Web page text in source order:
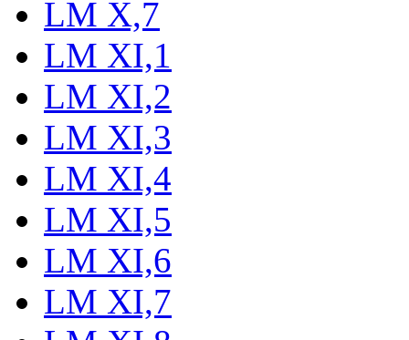
LM X,7
LM XI,1
LM XI,2
LM XI,3
LM XI,4
LM XI,5
LM XI,6
LM XI,7